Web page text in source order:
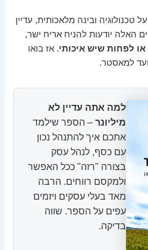
טכנולוגיה ובינה מלאכותית, עדיין
האלה יודעות להניח אריח ישר,
או לפחות שיש איכותי. אז בואו
למאסטר.
למה אתה עדיין לא
מיליונר – הספר שילמד
אתכם איך להתנהל נכון
עם כסף, לנהל עסק
בצורה "רזה" ככל האפשר
ולמקסם רווחים. הרבה
מאד בעלי עסקים ויזמים
עפים על הספר. שווה
בדיקה.